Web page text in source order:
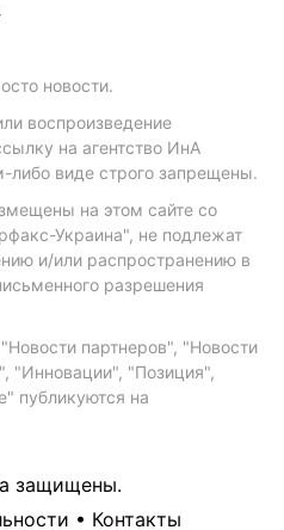
новости.
воспроизведение
на агентство ИнА
либо виде строго запрещены.
на этом сайте со
Украина", не подлежат
и/или распространению в
разрешения
партнеров", "Новости
"Инновации", "Позиция",
публикуются на
защищены.
• Контакты